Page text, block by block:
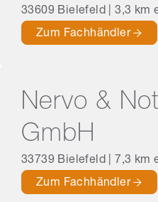
33609 Bielefeld | 3,3 km
Zum Fachhändler
Nervo &
GmbH
33739 Bielefeld | 7,3 km
Zum Fachhändler